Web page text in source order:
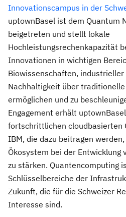
Innovationscampus in der
uptownBasel ist dem Quantum
beigetreten und stellt lokale
Hochleistungsrechenkapazität
Innovationen in wichtigen
Biowissenschaften,
Nachhaltigkeit über traditionelle
ermöglichen und zu
Engagement erhält
fortschrittlichen cloudbasierten
IBM, die dazu beitragen
Ökosystem bei der Entwicklung
zu stärken. Quantencomputing
Schlüsselbereiche der
Zukunft, die für die Schweizer
Interesse sind.